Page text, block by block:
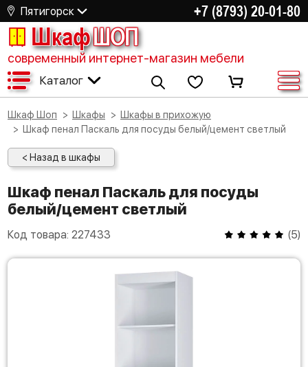
Пятигорск +7 (8793) 20-01-80
ШкафШОП
современный интернет-магазин мебели
Каталог
Шкаф Шоп Шкафы
Шкафы в прихожую
Шкаф пенал Паскаль для посуды белый/цемент светлый
< Назад в шкафы
Шкаф пенал Паскаль для посуды
белый/цемент светлый
Код товара: 227433 (5)